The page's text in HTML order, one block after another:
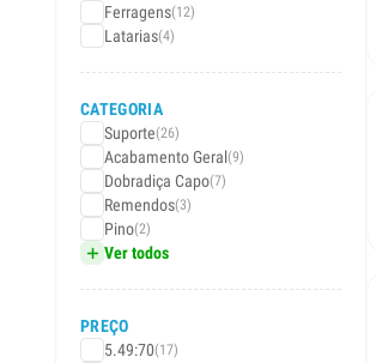
Ferragens(12)
Latarias(4)
CATEGORIA
Suporte(26)
Acabamento Geral(9)
Dobradiça Capo(7)
Remendos(3)
Pino(2)
Ver todos
PREÇO
5.49:70(17)